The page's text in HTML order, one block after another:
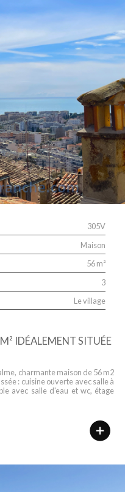
305V
Maison
56 m²
3
Le village
IDÉALEMENT SITUÉE
charmante maison de 56 m2
: cuisine ouverte avec salle à
avec salle d'eau et wc, étage